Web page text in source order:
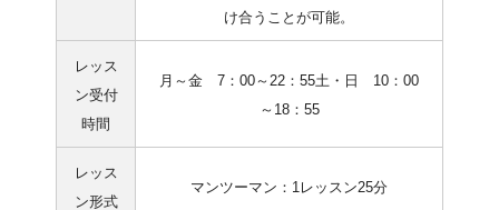
け合うことが可能。
レッス
ン受付
時間
月～金 7：00～22：55土・日 10：00
～18：55
レッス
ン形式
マンツーマン：1レッスン25分